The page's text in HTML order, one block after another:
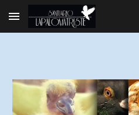
Skip to main content